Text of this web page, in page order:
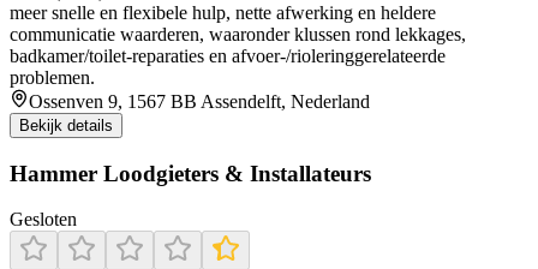
meer snelle en flexibele hulp, nette afwerking en heldere
communicatie waarderen, waaronder klussen rond lekkages,
badkamer/toilet-reparaties en afvoer-/rioleringgerelateerde
problemen.
Ossenven 9, 1567 BB Assendelft, Nederland
Bekijk details
Hammer Loodgieters & Installateurs
Gesloten